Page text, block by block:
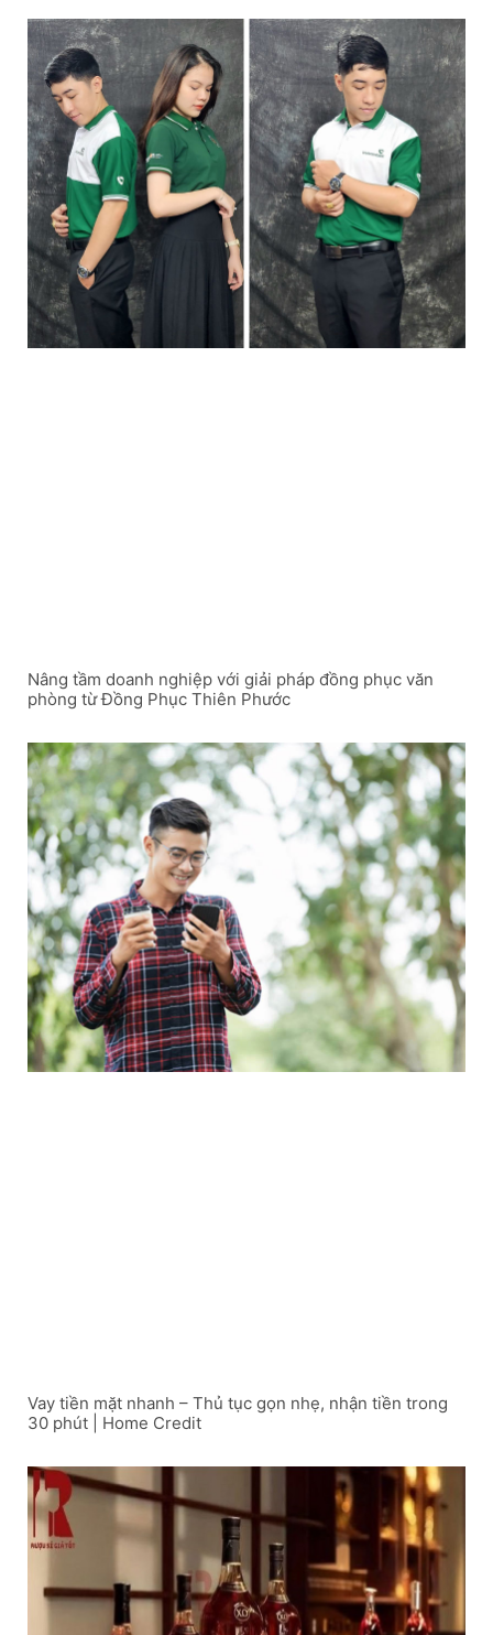
Nâng tầm doanh nghiệp với giải pháp đồng phục văn
phòng từ Đồng Phục Thiên Phước
Vay tiền mặt nhanh – Thủ tục gọn nhẹ, nhận tiền trong
30 phút | Home Credit